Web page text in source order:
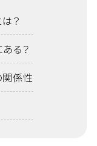
？
る？
関係性